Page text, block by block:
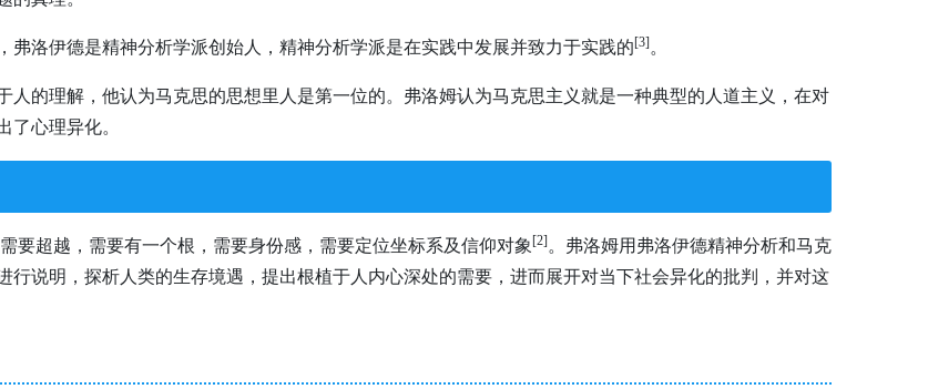
洛伊德是精神分析学派创始人，精神分析学派是在实践中发展并致力于实践的[3] 。
人的理解，他认为马克思的思想里人是第一位的。弗洛姆认为马克思主义就是一种典型的人道主义，在对
了心理异化。
要超越，需要有一个根，需要身份感，需要定位坐标系及信仰对象 [2] 。弗洛姆用弗洛伊德精神分析和马克
说明，探析人类的生存境遇，提出根植于人内心深处的需要，进而展开对当下社会异化的批判，并对这